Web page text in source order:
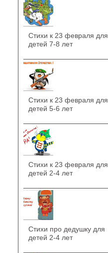
Стихи к 23 февраля для
детей 7-8 лет
Стихи к 23 февраля для
детей 5-6 лет
Стихи к 23 февраля для
детей 2-4 лет
Стихи про дедушку для
детей 2-4 лет